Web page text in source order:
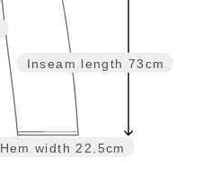
Inseam length 73cm
Hem width 22.5cm